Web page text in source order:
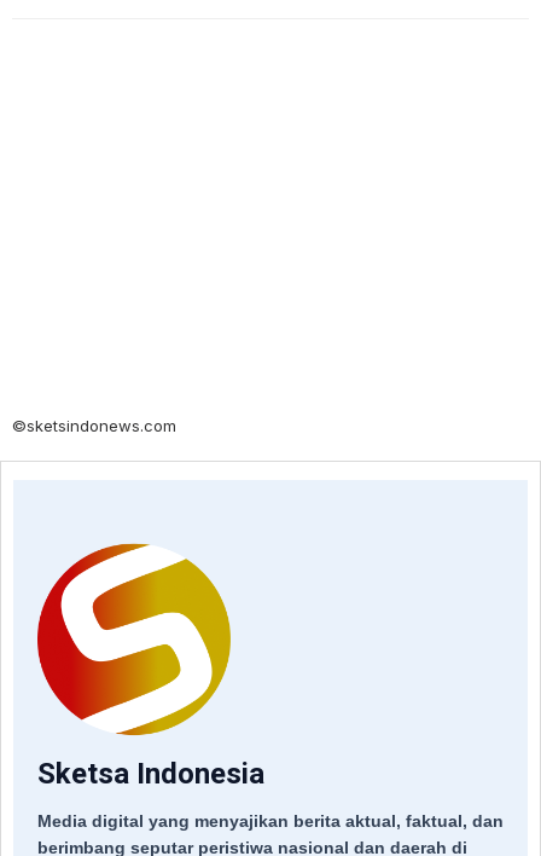
©sketsindonews.com
Sketsa Indonesia
Media digital yang menyajikan berita aktual, faktual, dan
berimbang seputar peristiwa nasional dan daerah di